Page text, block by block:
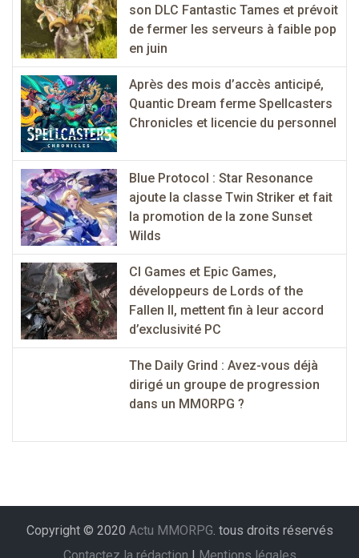
son DLC Fantastic Tames et prévoit
de fermer les serveurs à faible pop
en juin
Après des mois d’accès anticipé,
Quantic Dream ferme Spellcasters
Chronicles et licencie du personnel
Blue Protocol : Star Resonance
ajoute la classe Twin Striker et fait
la promotion de la zone Sunset
Wilds
CI Games et Epic Games,
développeurs de Lords of the
Fallen II, mettent fin à leur accord
d’exclusivité PC
The Daily Grind : Avez-vous déjà
dirigé un groupe de progression
dans un MMORPG ?
Copyright © 2020 Actu MMORPG. tous droits réservés